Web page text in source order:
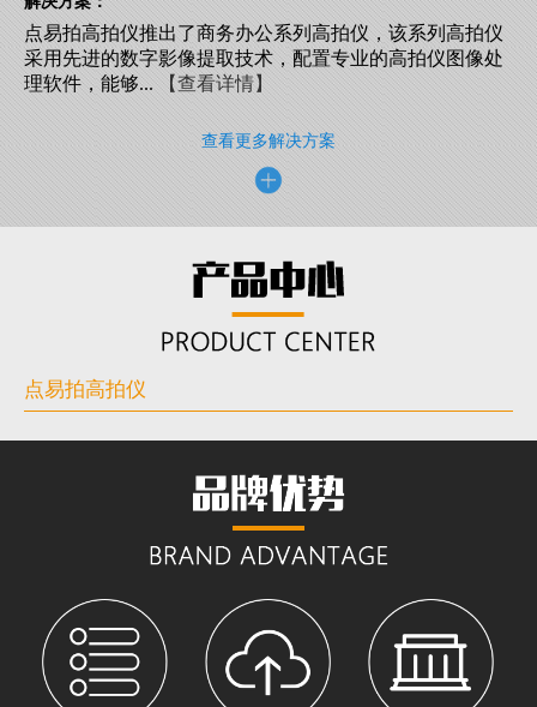
点易拍高拍仪推出了商务办公系列高拍仪，该系列高拍仪
采用先进的数字影像提取技术，配置专业的高拍仪图像处
理软件，能够...【查看详情】
查看更多解决方案
点易拍高拍仪